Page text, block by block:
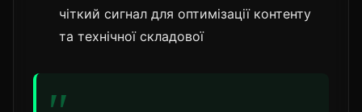
чіткий сигнал для оптимізації контенту
та технічної складової